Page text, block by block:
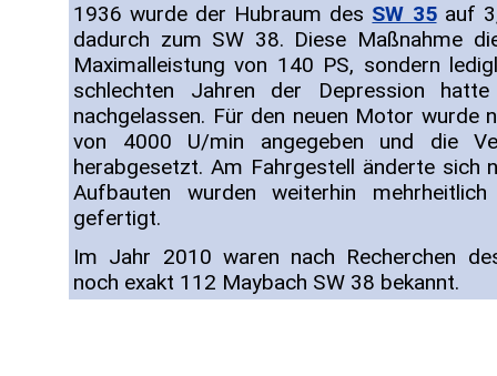
1936 wurde der Hubraum des SW 35auf
dadurch zum SW 38. Diese Maßnahme
Maximalleistung von 140 PS, sondern
schlechten Jahren der Depression
nachgelassen. Für den neuen Motor wurde
von 4000 U/min angegeben und die
herabgesetzt. Am Fahrgestell änderte sich
Aufbauten wurden weiterhin
gefertigt.
Im Jahr 2010 waren nach Recherchen
noch exakt 112 Maybach SW 38 bekannt.